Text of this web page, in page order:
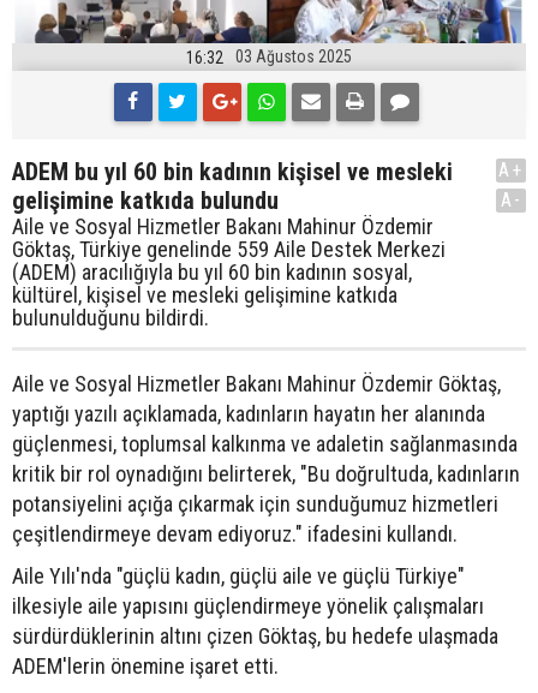
16:32 03 Ağustos 2025
ADEM bu yıl 60 bin kadının kişisel ve mesleki
gelişimine katkıda bulundu
Aile ve Sosyal Hizmetler Bakanı Mahinur Özdemir
Göktaş, Türkiye genelinde 559 Aile Destek Merkezi
(ADEM) aracılığıyla bu yıl 60 bin kadının sosyal,
kültürel, kişisel ve mesleki gelişimine katkıda
bulunulduğunu bildirdi.
A+
A-
Aile ve Sosyal Hizmetler Bakanı Mahinur Özdemir Göktaş,
yaptığı yazılı açıklamada, kadınların hayatın her alanında
güçlenmesi, toplumsal kalkınma ve adaletin sağlanmasında
kritik bir rol oynadığını belirterek, "Bu doğrultuda, kadınların
potansiyelini açığa çıkarmak için sunduğumuz hizmetleri
çeşitlendirmeye devam ediyoruz." ifadesini kullandı.
Aile Yılı'nda "güçlü kadın, güçlü aile ve güçlü Türkiye"
ilkesiyle aile yapısını güçlendirmeye yönelik çalışmaları
sürdürdüklerinin altını çizen Göktaş, bu hedefe ulaşmada
ADEM'lerin önemine işaret etti.